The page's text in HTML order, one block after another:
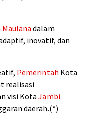
Maulana dalam
inovatif, dan
Pemerintah Kota
realisasi
visi Kota Jambi
daerah.(*)